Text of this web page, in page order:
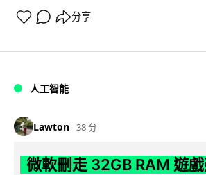
分享
人工智能
Lawton 38 分
微軟刪走 32GB RAM 遊